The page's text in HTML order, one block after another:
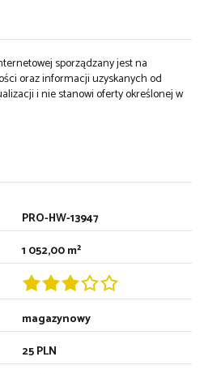
sporządzany jest na
oraz informacji uzyskanych od
i nie stanowi oferty określonej w
PRO-HW-13947
1 052,00 m²
magazynowy
25 PLN